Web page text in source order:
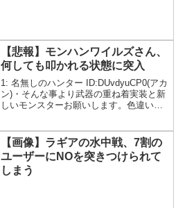
【悲報】モンハンワイルズさん、
何しても叩かれる状態に突入
1: 名無しのハンター ID:DUvdyuCP0(アカ
ン)・そんな事より武器の重ね着実装と新
しいモンスターお願いします。色違いモ
い。食事なんてどうでも良いです。自
己...
【画像】ラギアの水中戦、7割の
ユーザーにNOを突きつけられて
しまう